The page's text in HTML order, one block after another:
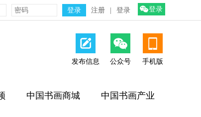
注册 登录 登录
发布信息 公众号 手机版
中国书画商城 中国书画产业